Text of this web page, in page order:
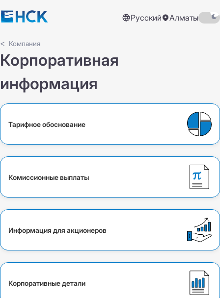
Русский Алматы
Компания
Корпоративная
информация
Тарифное обоснование
Комиссионные выплаты
Информация для акционеров
Корпоративные детали